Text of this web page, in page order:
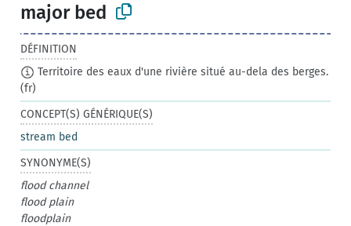
major bed
DÉFINITION
Territoire des eaux d'une rivière situé au-dela des berges.
(fr)
CONCEPT(S) GÉNÉRIQUE(S)
stream bed
SYNONYME(S)
flood channel
flood plain
floodplain